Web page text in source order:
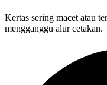
Kertas sering macet atau
mengganggu alur cetakan.